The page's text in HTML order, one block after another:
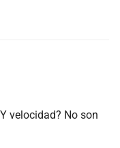
velocidad? No son